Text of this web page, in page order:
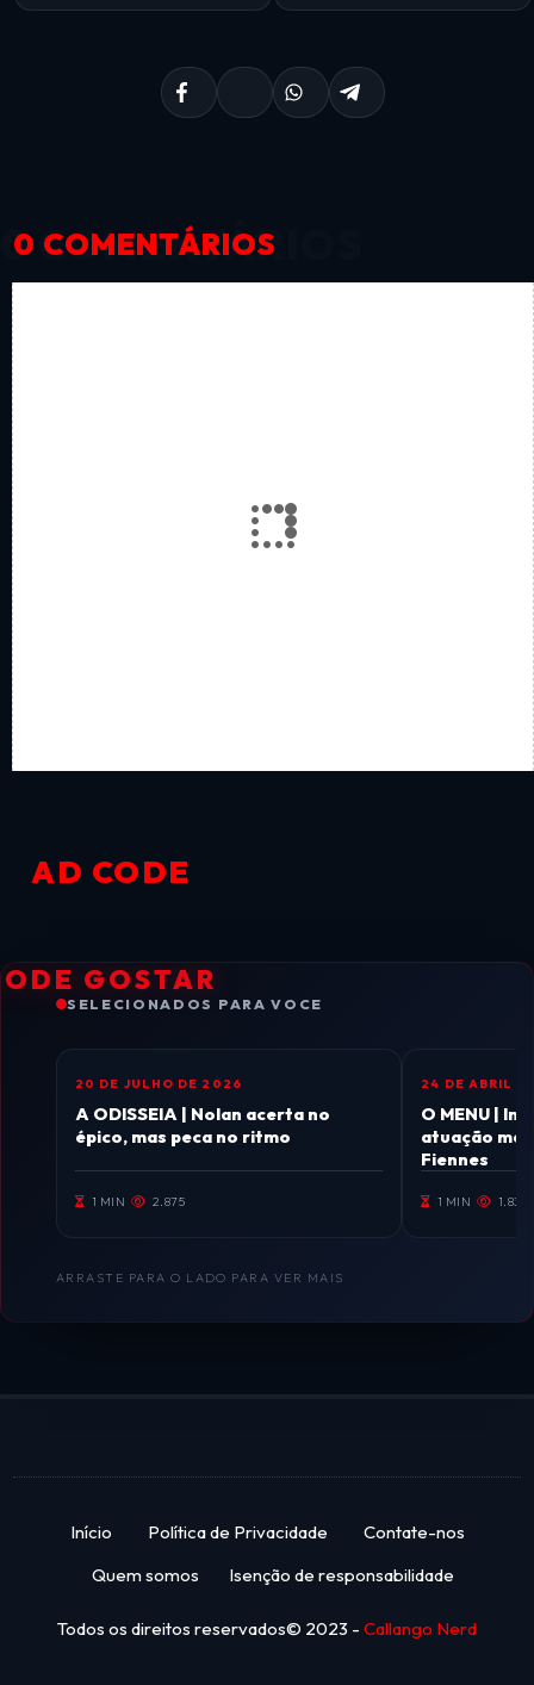
0 COMENTÁRIOS
AD CODE
GOSTAR
SELECIONADOS PARA VOCE
CINEMA
20 DE JULHO DE 2026
A ODISSEIA | Nolan acerta no
épico, mas peca no ritmo
1 MIN 2.875
CINEMA
24 DE ABRIL
O MENU |
atuação
Fiennes
1 MIN 1.836
ARRASTE PARA O LADO PARA VER MAIS
Início Política de Privacidade
Contate-nos
Quem somos
Isenção de responsabilidade
Todos os direitos reservados© 2023 - Callango Nerd